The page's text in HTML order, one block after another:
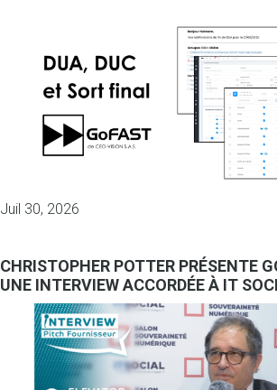
Juil 30, 2026
CHRISTOPHER POTTER PRÉSENTE
UNE INTERVIEW ACCORDÉE À IT